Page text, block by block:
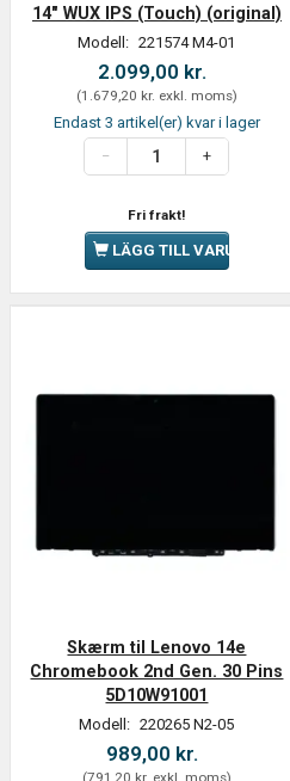
14" WUX IPS (Touch) (original)
Modell: 221574 M4-01
2.099,00 kr.
(1.679,20 kr. exkl. moms)
Endast 3 artikel(er) kvar i lager
Fri frakt!
LÄGG TILL VARUKORGEN
Skærm til Lenovo 14e
Chromebook 2nd Gen. 30 Pins
5D10W91001
Modell: 220265 N2-05
989,00 kr.